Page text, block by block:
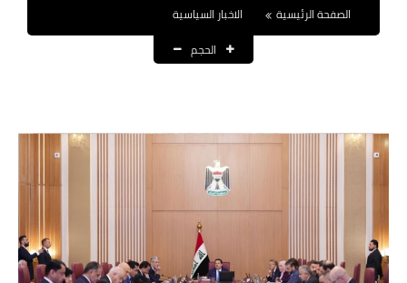
العقود والاجور اليومية
الرواتب والقروض
القروض والسلف
قطع الاراضي
اخبار العراق
الصفحة الرئيسية
الاخبار السياسية
الحجم